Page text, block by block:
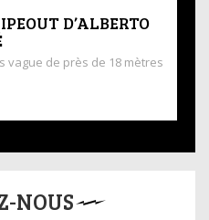
D’ALBERTO
vague de près de 18 mètres
NOUS